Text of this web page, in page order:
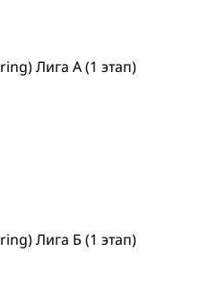
Лига А (1 этап)
Лига Б (1 этап)